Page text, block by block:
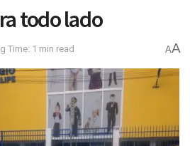
todo lado
Time: 1 min read AA